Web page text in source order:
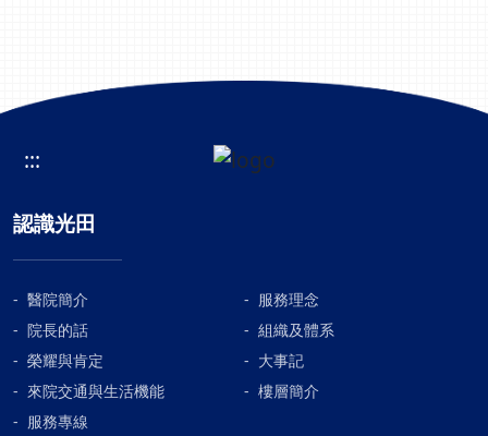
:::
認識光田
醫院簡介
服務理念
院長的話
組織及體系
榮耀與肯定
大事記
來院交通與生活機能
樓層簡介
服務專線